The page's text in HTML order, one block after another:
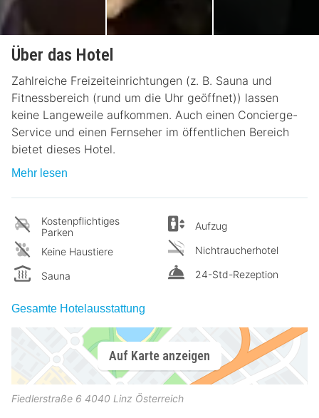
Über das Hotel
Zahlreiche Freizeiteinrichtungen (z. B. Sauna und
Fitnessbereich (rund um die Uhr geöffnet)) lassen
keine Langeweile aufkommen. Auch einen Concierge-
Service und einen Fernseher im öffentlichen Bereich
bietet dieses Hotel.
Mehr lesen
Kostenpflichtiges
Parken
Keine Haustiere
Sauna
Aufzug
Nichtraucherhotel
24-Std-Rezeption
Gesamte Hotelausstattung
Auf Karte anzeigen
Fiedlerstraße 6 4040 Linz Österreich